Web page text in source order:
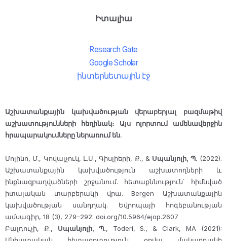
Իտալիա
Research Gate
Google Scholar
ինտերնետային էջ
Աշխատանքային կախվածության վերաբերյալ բազմաթիվ
աշխատությունների հեղինակ։ Այս ոլորտում ամենավերջին
հրապարակումները ներառում են.
Մոլինո, Մ., Կովալչուկ, Լ.Ս., Գիսլիերի, Ք., & Սպանյոլի, Պ. (2022).
Աշխատանքային կախվածություն աշխատողների և
ինքնազբաղվածների շրջանում. հետաքննություն՝ հիմնված
իտալական տարբերակի վրա.
Bergen Աշխատանքային
կախվածության սանդղակ. Եվրոպայի հոգեբանության
ամսագիր, 18 (3), 279–292: doi.org/10.5964/ejop.2607
Բալդուչի, Ք., Սպանյոլի, Պ., Toderi, S., & Clark, MA (2021):